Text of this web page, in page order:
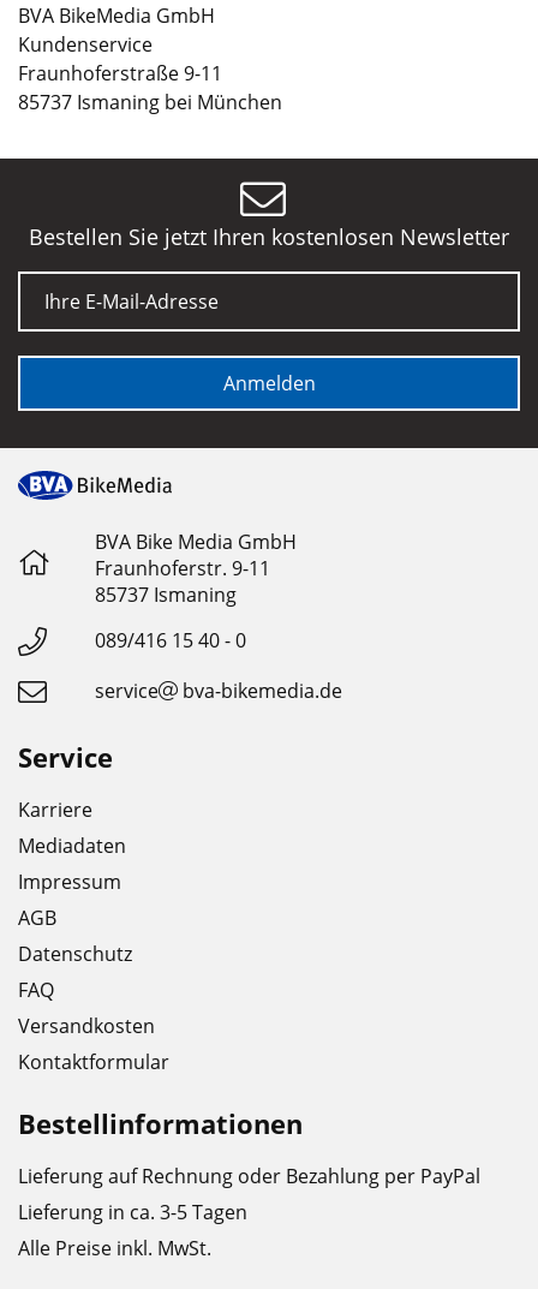
BVA BikeMedia GmbH
Kundenservice
Fraunhoferstraße 9-11
85737 Ismaning bei München
Bestellen Sie jetzt Ihren kostenlosen Newsletter
E-Mail
Anmelden
BVA Bike Media GmbH
Fraunhoferstr. 9-11
85737 Ismaning
089/416 15 40 - 0
service
bva-bikemedia.de
Service
Karriere
Mediadaten
Impressum
AGB
Datenschutz
FAQ
Versandkosten
Kontaktformular
Bestellinformationen
Lieferung auf Rechnung oder Bezahlung per PayPal
Lieferung in ca. 3-5 Tagen
Alle Preise inkl. MwSt.